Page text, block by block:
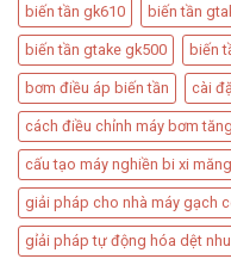
biến tần gk610 biến tần
biến tần gtake gk500 biến
bơm điều áp biến tần​ cài
cách điều chỉnh máy bơm
cấu tạo máy nghiền bi xi măng
giải pháp cho nhà máy gạch
gỉải pháp tự động hóa dệt